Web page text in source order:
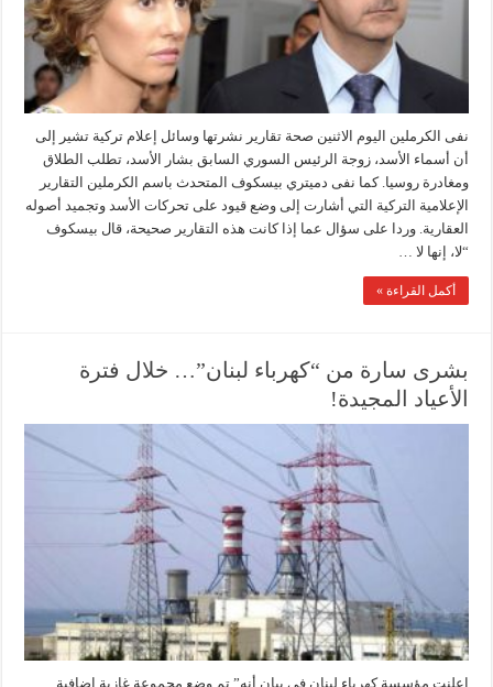
نفى الكرملين اليوم الاثنين صحة تقارير نشرتها وسائل إعلام تركية تشير إلى
أن أسماء الأسد، زوجة الرئيس السوري السابق بشار الأسد، تطلب الطلاق
ومغادرة روسيا. كما نفى دميتري بيسكوف المتحدث باسم الكرملين التقارير
الإعلامية التركية التي أشارت إلى وضع قيود على تحركات الأسد وتجميد أصوله
العقارية. وردا على سؤال عما إذا كانت هذه التقارير صحيحة، قال بيسكوف
“لا، إنها لا …
أكمل القراءة »
بشرى سارة من “كهرباء لبنان”… خلال فترة
الأعياد المجيدة!
اعلنت مؤسسة كهرباء لبنان في بيان أنه” تم وضع مجموعة غازية إضافية